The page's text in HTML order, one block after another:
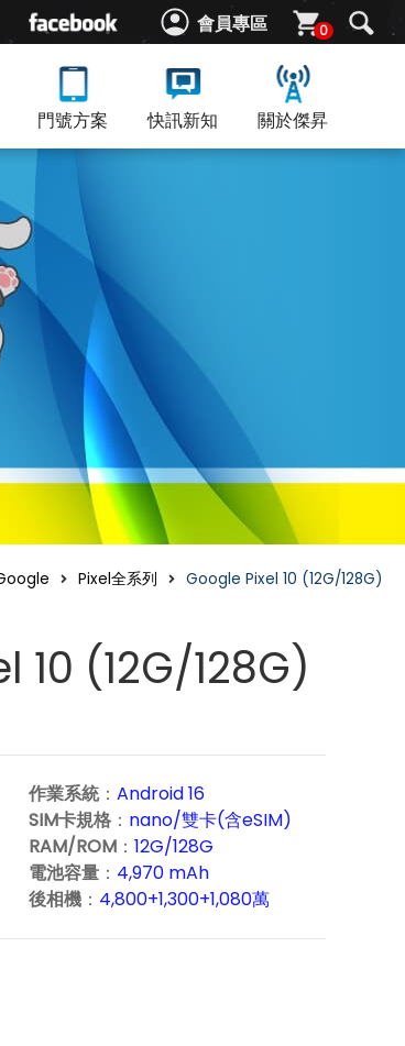
會員專區 0
門號方案 快訊新知 關於傑昇
Pixel全系列 Google Pixel 10 (12G/128G)
10 (12G/128G)
作業系統： Android 16
SIM卡規格 ： nano/雙卡(含eSIM)
RAM/ROM ： 12G/128G
電池容量 ： 4,970 mAh
後相機 ： 4,800+1,300+1,080萬